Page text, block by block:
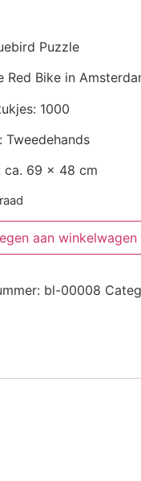
Puzzle
Red Bike in
1000
Tweedehands
ca. 69 x 48 cm
aan winkelwagen
bl-00008